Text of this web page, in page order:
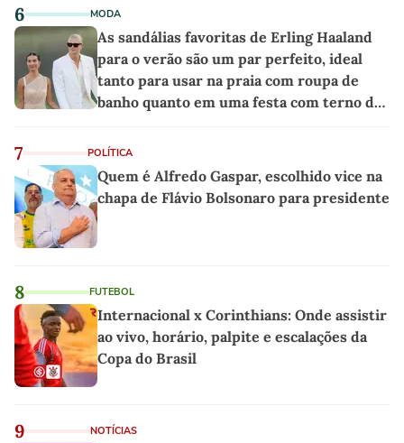
6 MODA
As sandálias favoritas de Erling Haaland
para o verão são um par perfeito, ideal
tanto para usar na praia com roupa de
banho quanto em uma festa com terno de
7 POLÍTICA
Quem é Alfredo Gaspar, escolhido vice na
chapa de Flávio Bolsonaro para presidente
8 FUTEBOL
Internacional x Corinthians: Onde assistir
ao vivo, horário, palpite e escalações da
Copa do Brasil
9 NOTÍCIAS